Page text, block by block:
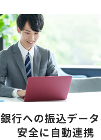
銀行への振込デー
安全に自動連携